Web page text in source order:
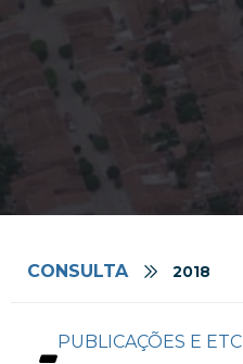
CONSULTA 2018
PUBLICAÇÕES E ETC